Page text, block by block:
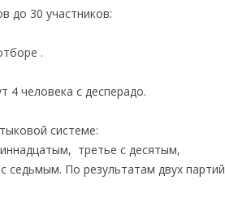
до 30 участников:
.
4 человека с десперадо.
системе:
третье с десятым,
По результатам двух партий